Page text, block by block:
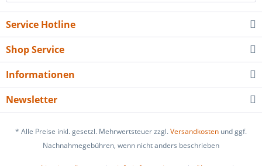
Service Hotline
Shop Service
Informationen
Newsletter
* Alle Preise inkl. gesetzl. Mehrwertsteuer zzgl.Versandkosten und ggf.
Nachnahmegebühren, wenn nicht anders beschrieben